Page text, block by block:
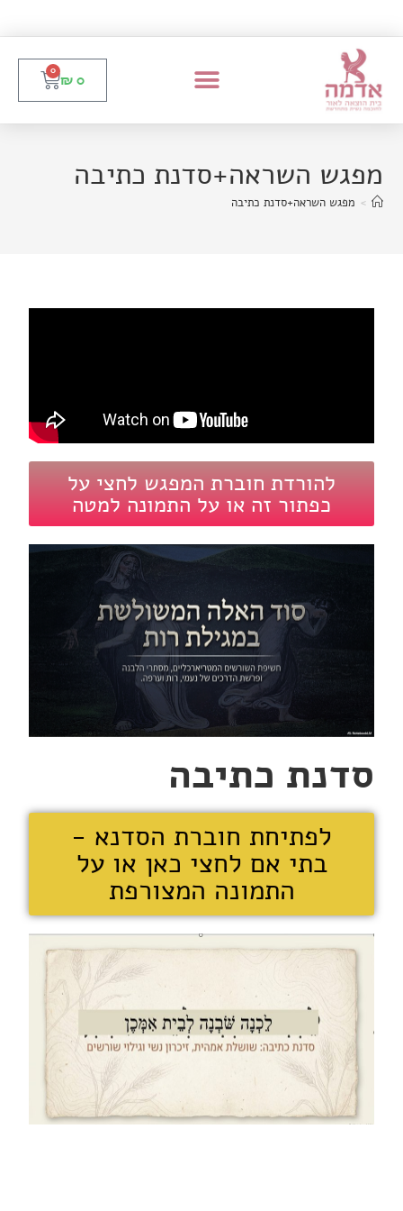
₪ 0
0
מפגש השראה+סדנת כתיבה
> מפגש השראה+סדנת כתיבה
להורדת חוברת המפגש לחצי על
כפתור זה או על התמונה למטה
סדנת כתיבה
לפתיחת חוברת הסדנא -
בתי אם לחצי כאן או על
התמונה המצורפת